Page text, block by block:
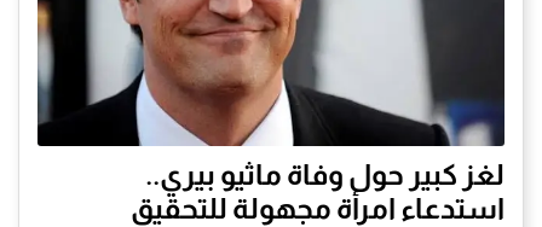
لغز كبير حول وفاة ماثيو بيري..
استدعاء امرأة مجهولة للتحقيق